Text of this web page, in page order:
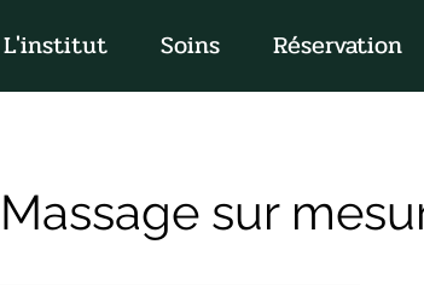
L'institut Soins Réservation
Massage sur